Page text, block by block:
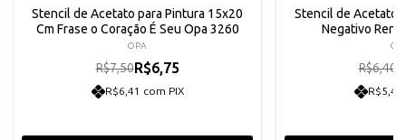
Stencil de Acetato para Pintura 15x20
Cm Frase o Coração É Seu Opa 3260
OPA
R$7,50R$6,75
R$6,41 com PIX
Stencil de Acetato
Negativo
R$6,40
R$5,47